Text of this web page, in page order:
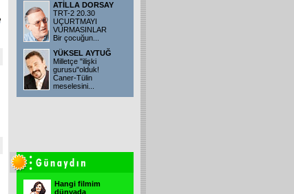
ATİLLA DORSAY
TRT-2 20.30
UÇURTMAYI
VURMASINLAR
Bir çocuğun
YÜKSEL AYTUĞ
Milletçe "ilişki
gurusu"olduk!
Caner-Tülin
meselesini
Hangi filmim
dünyada